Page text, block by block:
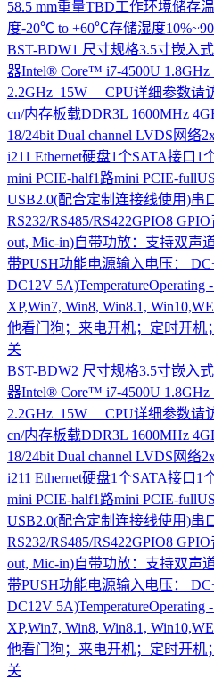
58.5 mm重量TBD工作环境储存
度-20℃ to +60℃存储湿度
BST-BDW1 尺寸规格3.5寸嵌入
器Intel® Core™ i7-4500U
2.2GHz 15W CPU详细参数请访
cn/内存板载DDR3L 1600MHz
18/24bit Dual channel LVDS网络
i211 Ethernet硬盘1个SATA接口1
mini PCIE-half1路mini PCIE-
USB2.0(配合定制连接线使用)串
RS232/RS485/RS422GPIO8
out, Mic-in)自带功放：支持双声
带PUSH功能电源输入电压：
DC12V 5A)TemperatureOperating
XP,Win7, Win8, Win8.1,
他看门狗；来电开机；定时开机
关
BST-BDW2 尺寸规格3.5寸嵌入
器Intel® Core™ i7-4500U
2.2GHz 15W CPU详细参数请访
cn/内存板载DDR3L 1600MHz
18/24bit Dual channel LVDS网络
i211 Ethernet硬盘1个SATA接口1
mini PCIE-half1路mini PCIE-
USB2.0(配合定制连接线使用)串
RS232/RS485/RS422GPIO8
out, Mic-in)自带功放：支持双声
带PUSH功能电源输入电压：
DC12V 5A)TemperatureOperating
XP,Win7, Win8, Win8.1,
他看门狗；来电开机；定时开机
关